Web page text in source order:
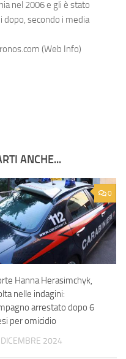
nel 2006 e gli è stato
dopo, secondo i media
(Web Info)
ANCHE...
0
Hanna Herasimchyk,
nelle indagini:
arrestato dopo 6
per omicidio
2024